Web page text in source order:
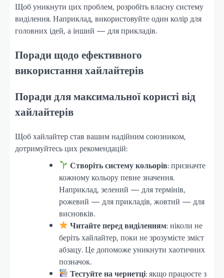
Щоб уникнути цих проблем, розробіть власну систему
виділення. Наприклад, використовуйте один колір для
головних ідей, а інший — для прикладів.
Поради щодо ефективного
використання хайлайтерів
Поради для максимальної користі від
хайлайтерів
Щоб хайлайтер став вашим надійним союзником,
дотримуйтесь цих рекомендацій:
Створіть систему кольорів: призначте
кожному кольору певне значення.
Наприклад, зелений — для термінів,
рожевий — для прикладів, жовтий — для
висновків.
Читайте перед виділенням: ніколи не
беріть хайлайтер, поки не зрозумієте зміст
абзацу. Це допоможе уникнути хаотичних
позначок.
Тестуйте на чернетці: якщо працюєте з